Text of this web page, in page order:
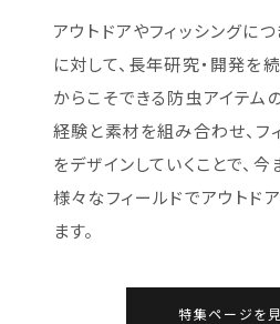
アウトドアやフィッシングに
に対して、長年研究・開発
からこそできる防虫アイテム
経験と素材を組み合わせ、フ
をデザインしていくことで、今
様々なフィールドでアウトド
ます。
特集ページを